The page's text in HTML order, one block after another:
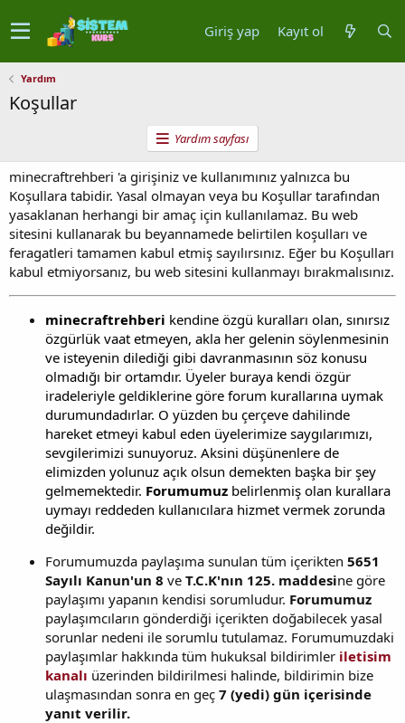
Giriş yap Kayıt ol
Yardım
Koşullar
Yardım sayfası
minecraftrehberi 'a girişiniz ve kullanımınız yalnızca bu
Koşullara tabidir. Yasal olmayan veya bu Koşullar tarafından
yasaklanan herhangi bir amaç için kullanılamaz. Bu web
sitesini kullanarak bu beyannamede belirtilen koşulları ve
feragatleri tamamen kabul etmiş sayılırsınız. Eğer bu Koşulları
kabul etmiyorsanız, bu web sitesini kullanmayı bırakmalısınız.
minecraftrehberi kendine özgü kuralları olan, sınırsız
özgürlük vaat etmeyen, akla her gelenin söylenmesinin
ve isteyenin dilediği gibi davranmasının söz konusu
olmadığı bir ortamdır. Üyeler buraya kendi özgür
iradeleriyle geldiklerine göre forum kurallarına uymak
durumundadırlar. O yüzden bu çerçeve dahilinde
hareket etmeyi kabul eden üyelerimize saygılarımızı,
sevgilerimizi sunuyoruz. Aksini düşünenlere de
elimizden yolunuz açık olsun demekten başka bir şey
gelmemektedir. Forumumuz belirlenmiş olan kurallara
uymayı reddeden kullanıcılara hizmet vermek zorunda
değildir.
Forumumuzda paylaşıma sunulan tüm içerikten 5651
Sayılı Kanun'un 8 ve T.C.K'nın 125. maddesine göre
paylaşımı yapanın kendisi sorumludur. Forumumuz
paylaşımcıların gönderdiği içerikten doğabilecek yasal
sorunlar nedeni ile sorumlu tutulamaz. Forumumuzdaki
paylaşımlar hakkında tüm hukuksal bildirimler iletisim
kanalı üzerinden bildirilmesi halinde, bildirimin bize
ulaşmasından sonra en geç 7 (yedi) gün içerisinde
yanıt verilir.